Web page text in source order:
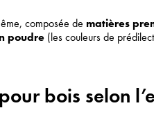
composée de matières
poudre (les couleurs de
bois selon